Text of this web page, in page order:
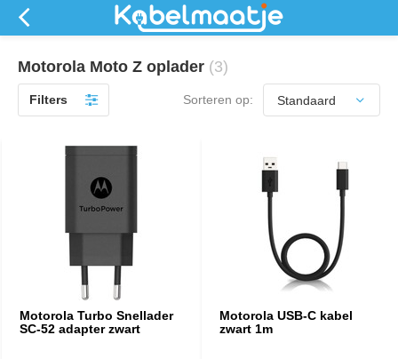
Motorola Moto Z oplader (3)
Filters Sorteren op:
Motorola Turbo Snellader
SC-52 adapter zwart
Motorola USB-C kabel
zwart 1m